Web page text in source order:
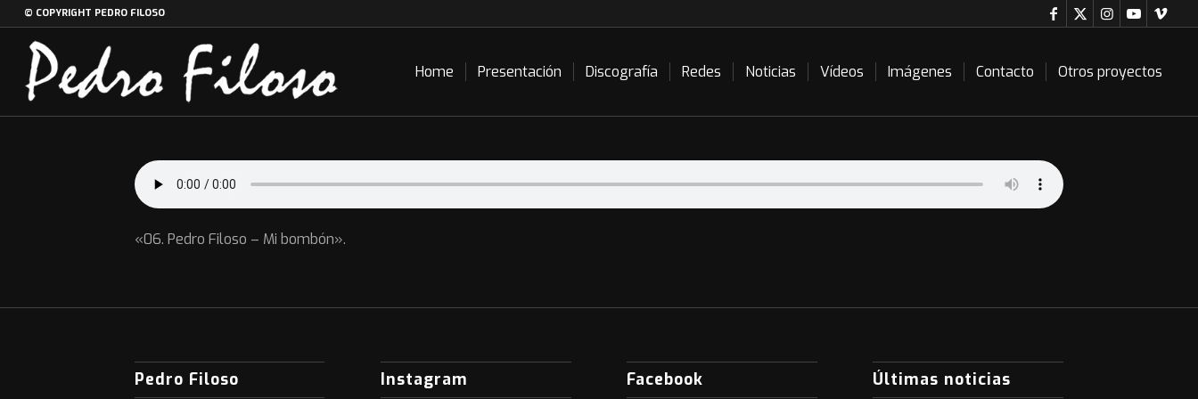
© COPYRIGHT PEDRO FILOSO
Home Presentación Discografía Redes Noticias Vídeos Imágenes Contacto Otros proyectos
«06. Pedro Filoso – Mi bombón».
Pedro Filoso Instagram Facebook Últimas noticias